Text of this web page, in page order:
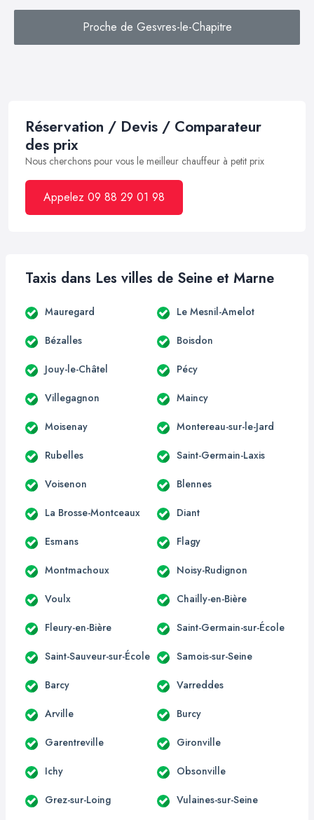
Proche de Gesvres-le-Chapitre
Réservation / Devis / Comparateur
des prix
Nous cherchons pour vous le meilleur chauffeur à petit prix
Appelez 09 88 29 01 98
Taxis dans Les villes de Seine et Marne
Mauregard Le Mesnil-Amelot
Bézalles Boisdon
Jouy-le-Châtel Pécy
Villegagnon Maincy
Moisenay Montereau-sur-le-Jard
Rubelles Saint-Germain-Laxis
Voisenon Blennes
La Brosse-Montceaux Diant
Esmans Flagy
Montmachoux Noisy-Rudignon
Voulx Chailly-en-Bière
Fleury-en-Bière Saint-Germain-sur-École
Saint-Sauveur-sur-École Samois-sur-Seine
Barcy Varreddes
Arville Burcy
Garentreville Gironville
Ichy Obsonville
Grez-sur-Loing Vulaines-sur-Seine